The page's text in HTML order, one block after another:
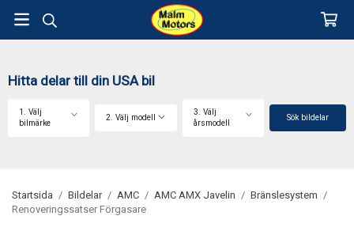
Hitta delar till din USA bil
1. Välj
bilmärke
2. Välj modell
3. Välj
årsmodell
Sök bildelar
Startsida / Bildelar / AMC / AMC AMX Javelin / Bränslesystem /
Renoveringssatser Förgasare